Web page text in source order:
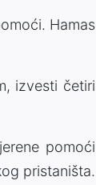
Hamas
izvesti četiri
pomoći
pristaništa.